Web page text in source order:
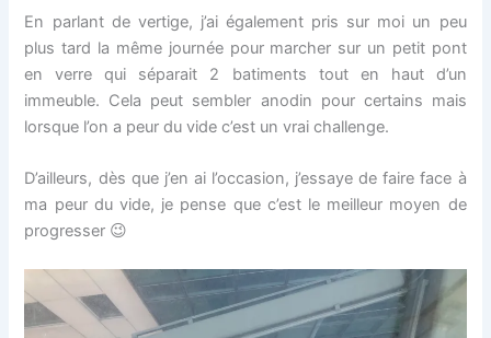
En parlant de vertige, j’ai également pris sur moi un peu
plus tard la même journée pour marcher sur un petit pont
en verre qui séparait 2 batiments tout en haut d’un
immeuble. Cela peut sembler anodin pour certains mais
lorsque l’on a peur du vide c’est un vrai challenge.
D’ailleurs, dès que j’en ai l’occasion, j’essaye de faire face à
ma peur du vide, je pense que c’est le meilleur moyen de
progresser 😉